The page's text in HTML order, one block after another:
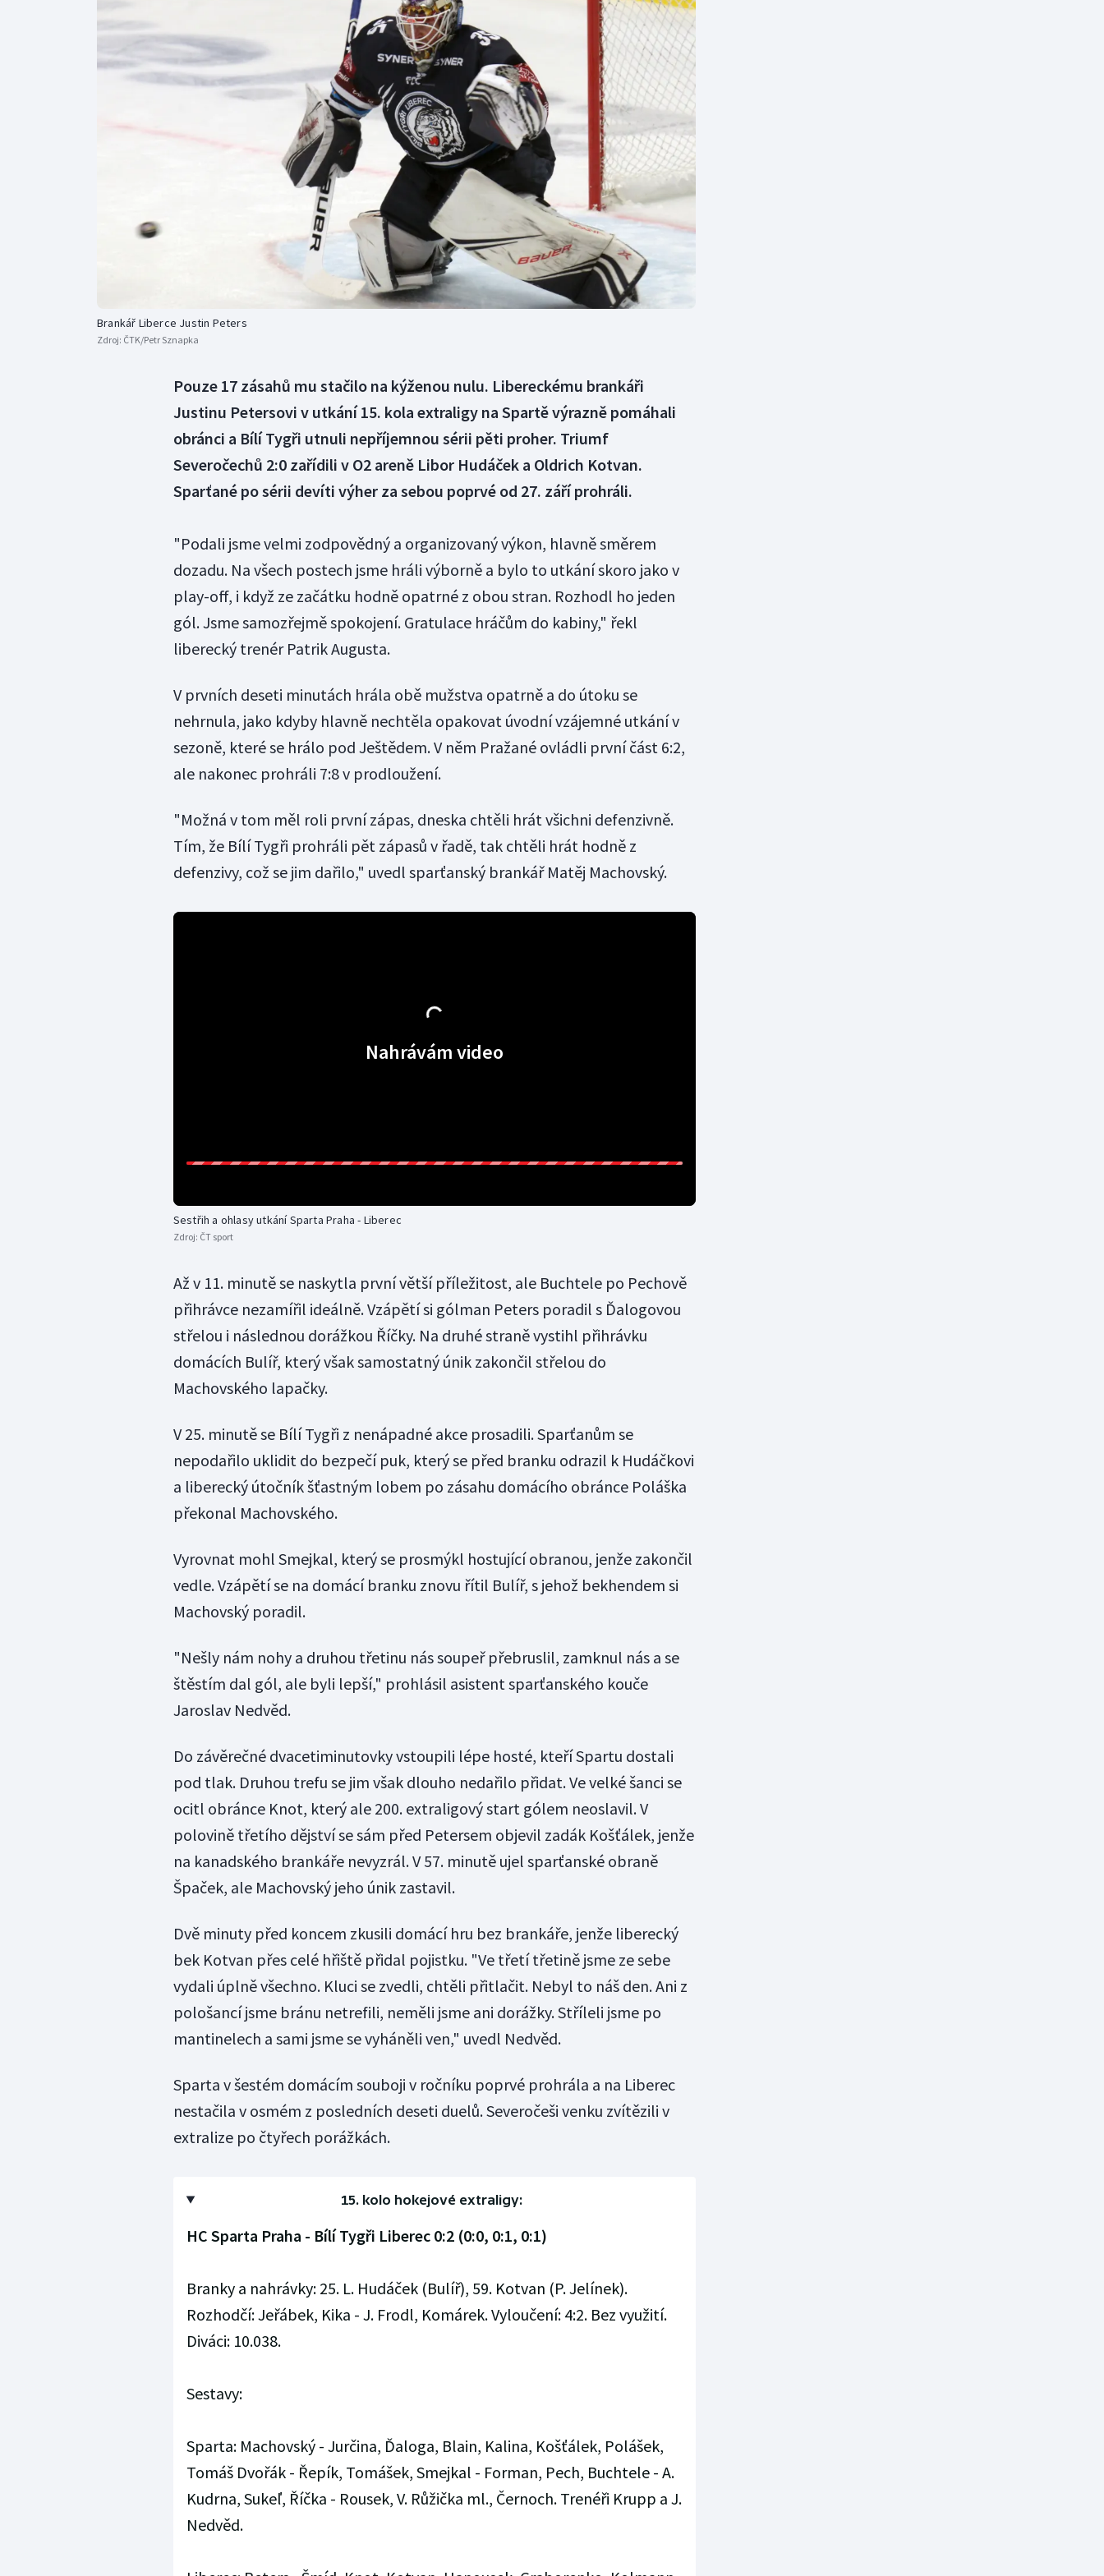
Dostihy
Florbal
Golf
Gymnastika
Moderní pětiboj
Motorsport
Olympijské hry
Parasport
Plavání
Plážový volejbal
Triatlon
Veslování
Vodní slalom
Volejbal
Ostatní
Brankář Liberce Justin Peters
Zdroj: ČTK/Petr Sznapka
Pouze 17 zásahů mu stačilo na kýženou nulu. Libereckému brankáři
Justinu Petersovi v utkání 15. kola extraligy na Spartě výrazně pomáhali
obránci a Bílí Tygři utnuli nepříjemnou sérii pěti proher. Triumf
Severočechů 2:0 zařídili v O2 areně Libor Hudáček a Oldrich Kotvan.
Sparťané po sérii devíti výher za sebou poprvé od 27. září prohráli.
"Podali jsme velmi zodpovědný a organizovaný výkon, hlavně směrem
dozadu. Na všech postech jsme hráli výborně a bylo to utkání skoro jako v
play-off, i když ze začátku hodně opatrné z obou stran. Rozhodl ho jeden
gól. Jsme samozřejmě spokojení. Gratulace hráčům do kabiny," řekl
liberecký trenér Patrik Augusta.
V prvních deseti minutách hrála obě mužstva opatrně a do útoku se
nehrnula, jako kdyby hlavně nechtěla opakovat úvodní vzájemné utkání v
sezoně, které se hrálo pod Ještědem. V něm Pražané ovládli první část 6:2,
ale nakonec prohráli 7:8 v prodloužení.
"Možná v tom měl roli první zápas, dneska chtěli hrát všichni defenzivně.
Tím, že Bílí Tygři prohráli pět zápasů v řadě, tak chtěli hrát hodně z
defenzivy, což se jim dařilo," uvedl sparťanský brankář Matěj Machovský.
Nahrávám video
Sestřih a ohlasy utkání Sparta Praha - Liberec
Zdroj: ČT sport
Až v 11. minutě se naskytla první větší příležitost, ale Buchtele po Pechově
přihrávce nezamířil ideálně. Vzápětí si gólman Peters poradil s Ďalogovou
střelou i následnou dorážkou Říčky. Na druhé straně vystihl přihrávku
domácích Bulíř, který však samostatný únik zakončil střelou do
Machovského lapačky.
V 25. minutě se Bílí Tygři z nenápadné akce prosadili. Sparťanům se
nepodařilo uklidit do bezpečí puk, který se před branku odrazil k Hudáčkovi
a liberecký útočník šťastným lobem po zásahu domácího obránce Poláška
překonal Machovského.
Vyrovnat mohl Smejkal, který se prosmýkl hostující obranou, jenže zakončil
vedle. Vzápětí se na domácí branku znovu řítil Bulíř, s jehož bekhendem si
Machovský poradil.
"Nešly nám nohy a druhou třetinu nás soupeř přebruslil, zamknul nás a se
štěstím dal gól, ale byli lepší," prohlásil asistent sparťanského kouče
Jaroslav Nedvěd.
Do závěrečné dvacetiminutovky vstoupili lépe hosté, kteří Spartu dostali
pod tlak. Druhou trefu se jim však dlouho nedařilo přidat. Ve velké šanci se
ocitl obránce Knot, který ale 200. extraligový start gólem neoslavil. V
polovině třetího dějství se sám před Petersem objevil zadák Košťálek, jenže
na kanadského brankáře nevyzrál. V 57. minutě ujel sparťanské obraně
Špaček, ale Machovský jeho únik zastavil.
Dvě minuty před koncem zkusili domácí hru bez brankáře, jenže liberecký
bek Kotvan přes celé hřiště přidal pojistku. "Ve třetí třetině jsme ze sebe
vydali úplně všechno. Kluci se zvedli, chtěli přitlačit. Nebyl to náš den. Ani z
pološancí jsme bránu netrefili, neměli jsme ani dorážky. Stříleli jsme po
mantinelech a sami jsme se vyháněli ven," uvedl Nedvěd.
Sparta v šestém domácím souboji v ročníku poprvé prohrála a na Liberec
nestačila v osmém z posledních deseti duelů. Severočeši venku zvítězili v
extralize po čtyřech porážkách.
15. kolo hokejové extraligy:
HC Sparta Praha - Bílí Tygři Liberec 0:2 (0:0, 0:1, 0:1)
Branky a nahrávky: 25. L. Hudáček (Bulíř), 59. Kotvan (P. Jelínek).
Rozhodčí: Jeřábek, Kika - J. Frodl, Komárek. Vyloučení: 4:2. Bez využití.
Diváci: 10.038.
Sestavy:
Sparta: Machovský - Jurčina, Ďaloga, Blain, Kalina, Košťálek, Polášek,
Tomáš Dvořák - Řepík, Tomášek, Smejkal - Forman, Pech, Buchtele - A.
Kudrna, Sukeľ, Říčka - Rousek, V. Růžička ml., Černoch. Trenéři Krupp a J.
Nedvěd.